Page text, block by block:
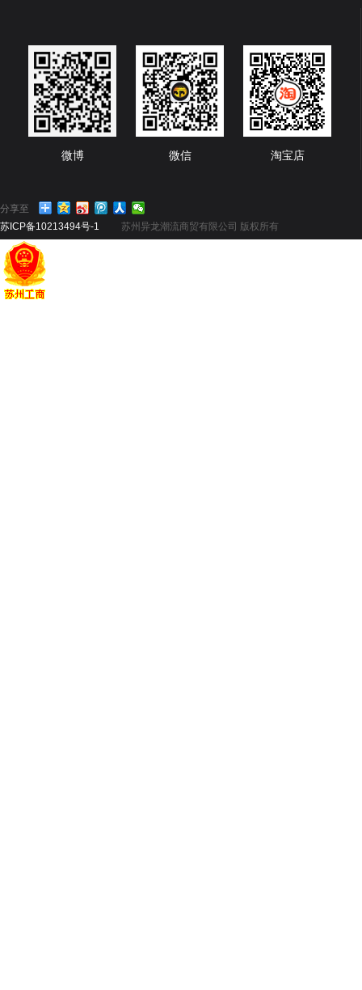
微博 微信 淘宝店
分享至
苏ICP备10213494号-1
苏州异龙潮流商贸有限公司 版权所有